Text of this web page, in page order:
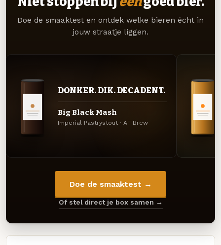
Doe de smaaktest en ontdek welke bieren écht in
jouw straatje liggen.
DONKER. DIK. DECADENT.
Big Black Mash
Imperial Pastrystout · AF Brew
Doe de smaaktest →
Of stel direct je box samen →